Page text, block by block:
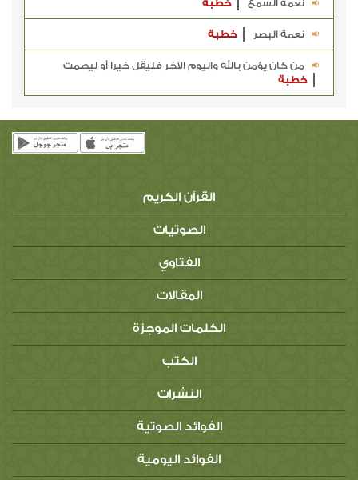
نعمة السمع خطبة
نعمة البصر خطبة
من كان يؤمن بالله واليوم الآخر فليقل خيرا أو ليصمت
خطبة
القرآن الكريم
الصوتيات
الفتاوي
المقالات
الكلمات الموجزة
الكتب
النشرات
الفوائد الصوتية
الفوائد اليومية